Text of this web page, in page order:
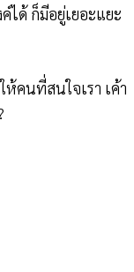
ได้ ก็มีอยู่เยอะแยะ
คนที่สนใจเรา เค้า